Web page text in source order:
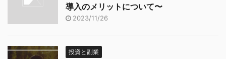
導入のメリットについて〜
2023/11/26
投資と副業